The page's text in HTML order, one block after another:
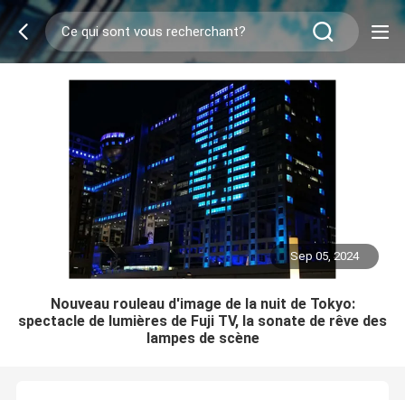
Sep 05, 2024
Nouveau rouleau d'image de la nuit de Tokyo:
spectacle de lumières de Fuji TV, la sonate de rêve des
lampes de scène